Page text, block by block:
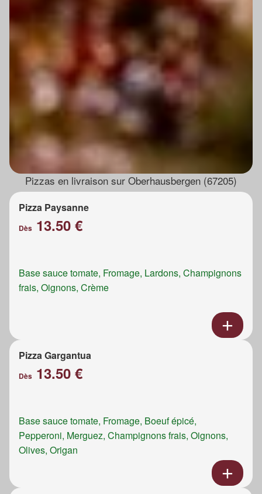
Pizzas en livraison sur Oberhausbergen (67205)
Pizza Paysanne
Dès 13.50 €
Base sauce tomate, Fromage, Lardons, Champignons
frais, Oignons, Crème
Pizza Gargantua
Dès 13.50 €
Base sauce tomate, Fromage, Boeuf épicé,
Pepperoni, Merguez, Champignons frais, Oignons,
Olives, Origan